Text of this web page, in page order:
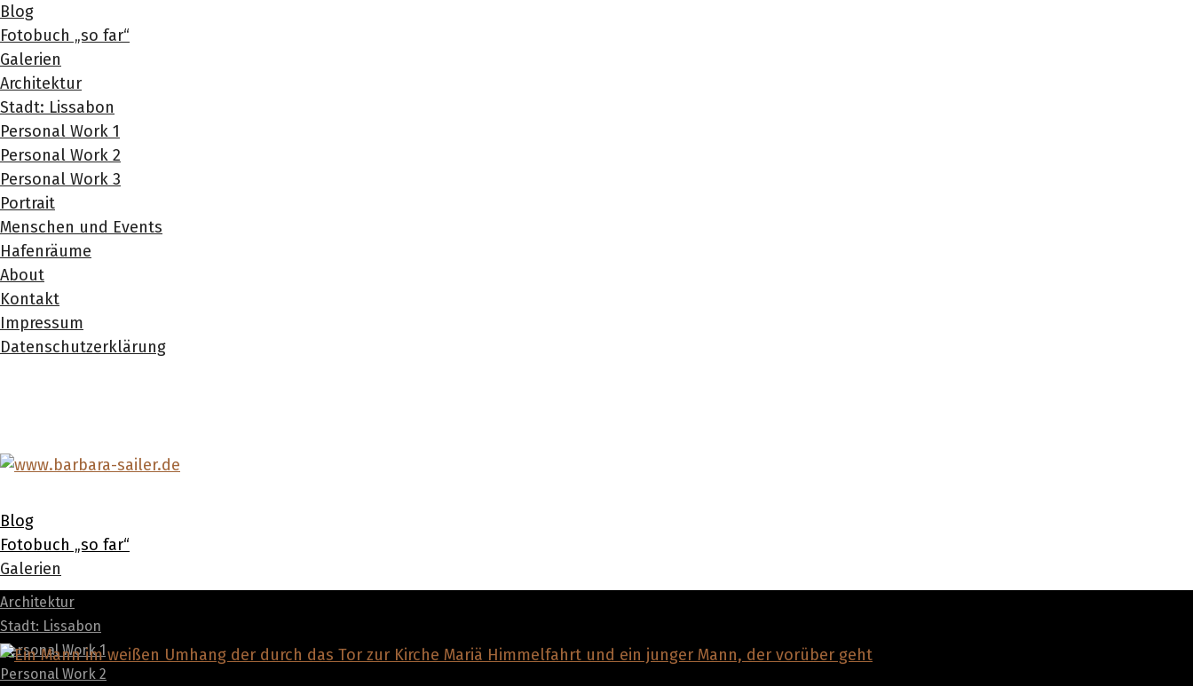
Blog
Fotobuch „so far“
Galerien
Architektur
Stadt: Lissabon
Personal Work 1
Personal Work 2
Personal Work 3
Portrait
Menschen und Events
Hafenräume
About
Kontakt
Impressum
Datenschutzerklärung
Blog
Fotobuch „so far“
Galerien
Architektur
Stadt: Lissabon
Personal Work 1
Personal Work 2